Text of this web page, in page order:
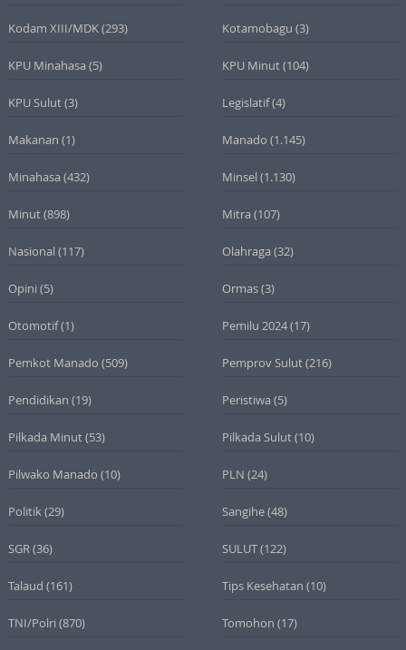
Kodam XIII/MDK(293) Kotamobagu (3)
KPU Minahasa (5) KPU Minut(104)
KPU Sulut(3) Legislatif(4)
Makanan (1) Manado (1.145)
Minahasa (432) Minsel (1.130)
Minut(898) Mitra (107)
Nasional (117) Olahraga (32)
Opini (5) Ormas(3)
Otomotif(1) Pemilu 2024(17)
Pemkot Manado (509) Pemprov Sulut(216)
Pendidikan (19) Peristiwa (5)
Pilkada Minut(53) Pilkada Sulut(10)
Pilwako Manado (10) PLN (24)
Politik (29) Sangihe(48)
SGR (36) SULUT(122)
Talaud (161) Tips Kesehatan (10)
TNI/Polri (870) Tomohon (17)